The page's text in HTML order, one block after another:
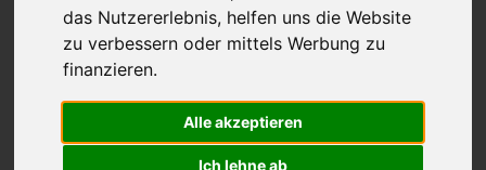
das Nutzererlebnis, helfen uns die Website
zu verbessern oder mittels Werbung zu
finanzieren.
Alle akzeptieren
Ich lehne ab
Erweiterte Suche
Ergebnisse zur Suche nach